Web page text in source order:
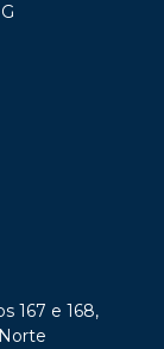
167 e 168,